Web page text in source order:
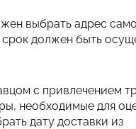
выбрать адрес
должен быть
с привлечением
необходимые для
дату доставки из